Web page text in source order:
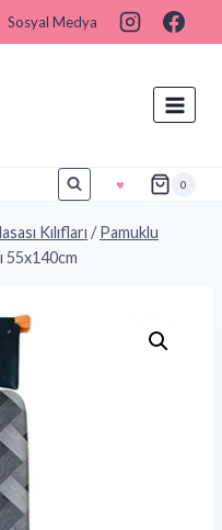
Sosyal Medya
♥ 0
Kılıfları / Pamuklu
55x140cm